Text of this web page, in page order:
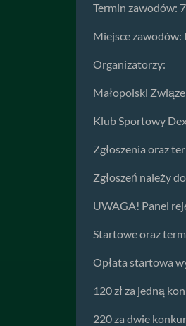
Termin zawodów:
Miejsce
Organizatorzy:
Małopolski
Klub Sportowy
Zgłoszenia oraz
Zgłoszeń należy
UWAGA! Panel
Startowe oraz
Opłata startowa
120 zł za jedną
220 za dwie